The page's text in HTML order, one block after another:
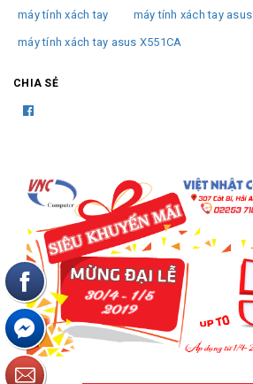
máy tính xách tay máy tính xách tay asus
máy tính xách tay asus X551CA
CHIA SẺ